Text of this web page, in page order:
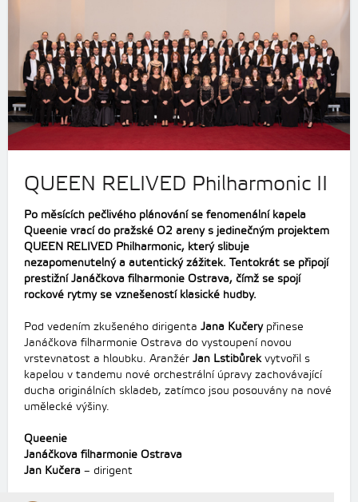
QUEEN RELIVED Philharmonic II
Po měsících pečlivého plánování se fenomenální kapela
Queenie vrací do pražské O2 areny s jedinečným projektem
QUEEN RELIVED Philharmonic, který slibuje
nezapomenutelný a autentický zážitek. Tentokrát se připojí
prestižní Janáčkova filharmonie Ostrava, čímž se spojí
rockové rytmy se vznešeností klasické hudby.
Pod vedením zkušeného dirigenta Jana Kučerypřinese
Janáčkova filharmonie Ostrava do vystoupení novou
vrstevnatost a hloubku. Aranžér Jan Lstibůrekvytvořil s
kapelou v tandemu nové orchestrální úpravy zachovávající
ducha originálních skladeb, zatímco jsou posouvány na nové
umělecké výšiny.
Queenie
Janáčkova filharmonie Ostrava
Jan Kučera – dirigent